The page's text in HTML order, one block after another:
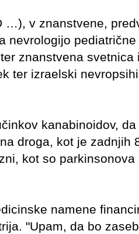
…), v znanstvene,
nevrologijo
znanstvena svetnica
ter izraelski
kanabinoidov,
droga, kot je zadnjih
kot so parkinsonova
namene
"Upam, da bo